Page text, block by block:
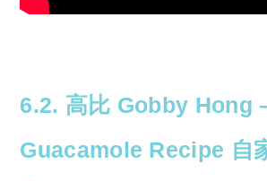
6.2. 高比 Gobby Hong
Guacamole Recipe 自